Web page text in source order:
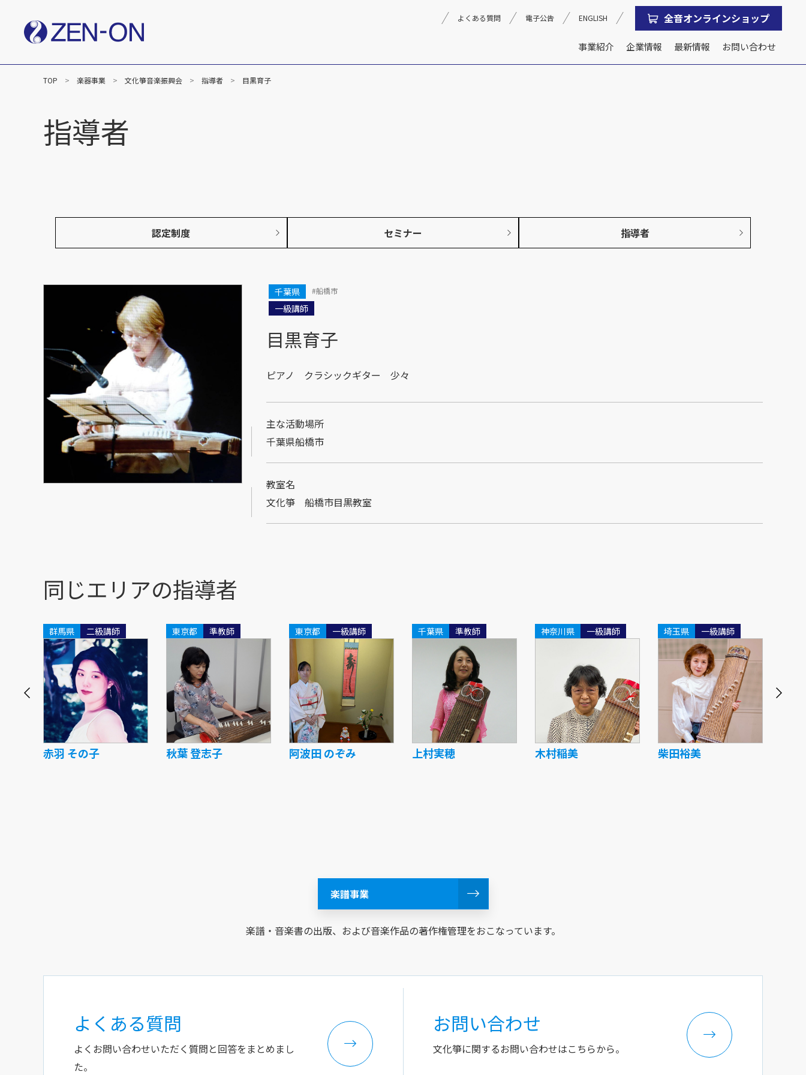
事業紹介
出版（全音楽譜出版社）
出版（カワイ出版）
企業情報 最新情報 お問い合わせ
よくある質問 電子公告 ENGLISH 全音オンラインショップ
TOP 楽器事業 文化箏音楽振興会 指導者 目黒育子
指導者
認定制度 セミナー 指導者
千葉県 #船橋市
一級講師
目黒育子
ピアノ クラシックギター 少々
主な活動場所
千葉県船橋市
教室名
文化箏 船橋市目黒教室
同じエリアの指導者
群馬県 二級講師
赤羽 その子
東京都 準教師
秋葉 登志子
東京都 一級講師
阿波田 のぞみ
千葉県 準教師
上村実穂
神奈川県 一級講師
木村稲美
埼玉県 一級講師
柴田裕美
楽譜事業
楽譜・音楽書の出版、および音楽作品の著作権管理をおこなっています。
よくある質問
よくお問い合わせいただく質問と回答をまとめまし
た。
お問い合わせ
文化箏に関するお問い合わせはこちらから。